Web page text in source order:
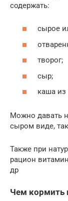
содержать:
сырое
творог;
сыр;
каша из
Можно давать
сыром виде,
Также при
рацион
др
Чем кормить